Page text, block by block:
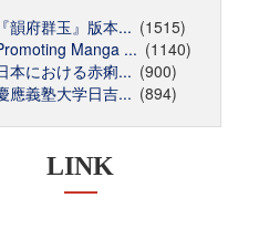
『韻府群玉』版本... (1515)
Manga ... (1140)
本における赤痢... (900)
應義塾大学日吉... (894)
LINK